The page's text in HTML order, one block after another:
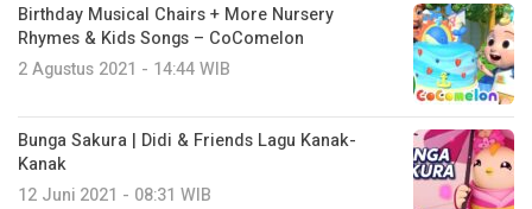
Birthday Musical Chairs + More Nursery
Rhymes & Kids Songs – CoComelon
2 Agustus 2021 - 14:44 WIB
Bunga Sakura | Didi & Friends Lagu Kanak-
Kanak
12 Juni 2021 - 08:31 WIB